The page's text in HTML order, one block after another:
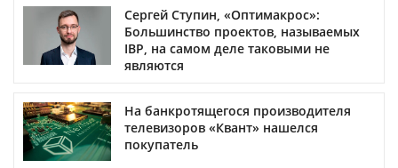
Сергей Ступин, «Оптимакрос»:
Большинство проектов, называемых
IBP, на самом деле таковыми не
являются
На банкротящегося производителя
телевизоров «Квант» нашелся
покупатель